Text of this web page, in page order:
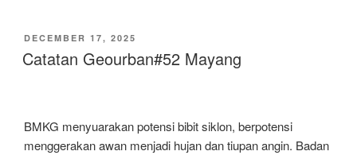
POSTED
ON
DECEMBER 17, 2025
Catatan Geourban#52 Mayang
BMKG menyuarakan potensi bibit siklon, berpotensi
menggerakan awan menjadi hujan dan tiupan angin. Badan